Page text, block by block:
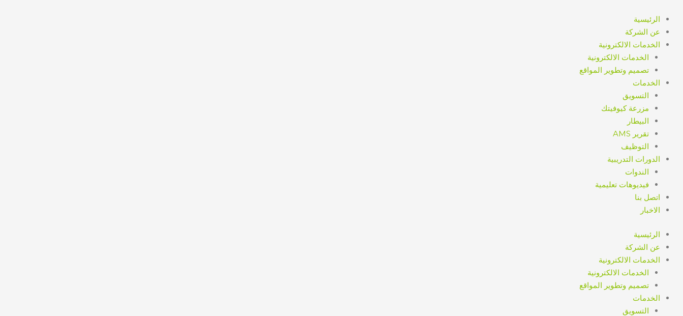
المحتوى
الرئيسية
عن الشركة
الخدمات الالكترونية
الخدمات الالكترونية
تصميم وتطوير المواقع
الخدمات
التسويق
مزرعة كيوفيتك
البيطار
تقرير AMS
التوظيف
الدورات التدريبية
الندوات
فيديوهات تعليمية
اتصل بنا
الاخبار
الرئيسية
عن الشركة
الخدمات الالكترونية
الخدمات الالكترونية
تصميم وتطوير المواقع
الخدمات
التسويق